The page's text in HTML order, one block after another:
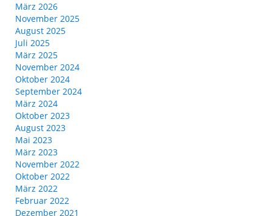
März 2026
November 2025
August 2025
Juli 2025
März 2025
November 2024
Oktober 2024
September 2024
März 2024
Oktober 2023
August 2023
Mai 2023
März 2023
November 2022
Oktober 2022
März 2022
Februar 2022
Dezember 2021